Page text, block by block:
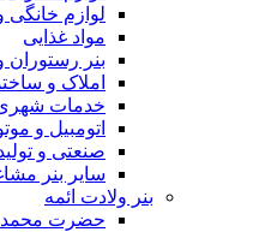
لوازم خانگی
مواد غذایی
بنر
املاک و
خدمات
اتومبیل و
صنعتی و
سایر بنر
بنر ولادت ائمه
حضرت محمد